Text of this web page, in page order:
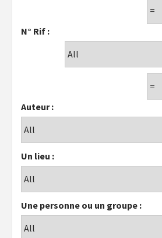
N° Rif :
Auteur :
Un lieu :
Une personne ou un groupe :